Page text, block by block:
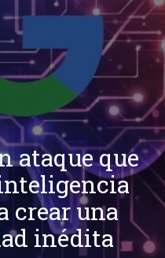
ataque que
crear una
inédita